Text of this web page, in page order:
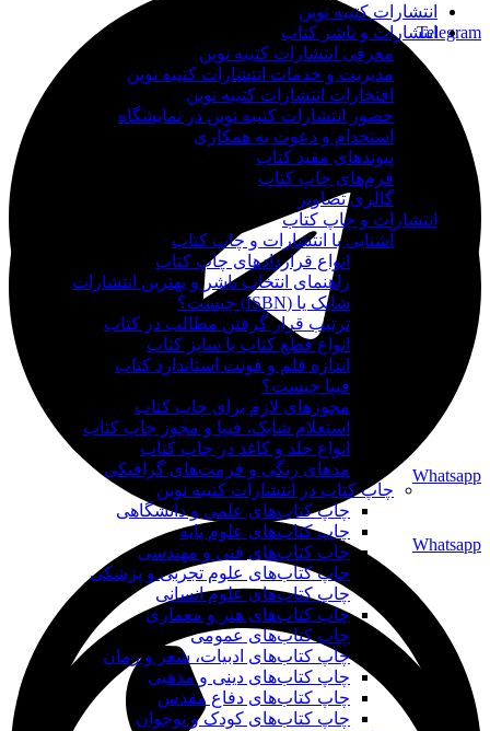
Whatsapp
Telegram
Whatsapp
انتشارات کتیبه نوین
انتشارات و ناشر کتاب
معرفی انتشارات کتیبه نوین
مدیریت و خدمات انتشارات کتیبه نوین
افتخارات انتشارات کتیبه نوین
حضور انتشارات کتیبه نوین در نمایشگاه‌
استخدام و دعوت به همکاری
پیوندهای مفید کتاب
فرم‌های چاپ کتاب
گالری تصاویر
انتشارات و چاپ کتاب
آشنایی با انتشارات و چاپ کتاب
انواع قراردادهای چاپ کتاب
راهنمای انتخاب ناشر و بهترین انتشارات
شابک یا (ISBN) چیست؟
ترتیب قرار گرفتن مطالب در کتاب
انواع قطع کتاب یا سایز کتاب
اندازه قلم و فونت استاندارد کتاب
فیپا چیست؟
مجوزهای لازم برای چاپ کتاب
استعلام شابک، فیپا و مجوز چاپ کتاب
انواع جلد و کاغذ در چاپ کتاب
مدهای رنگی و فرمت‌های گرافیکی
چاپ کتاب در انتشارات کتیبه نوین
چاپ کتاب‌های علمی و دانشگاهی
چاپ کتاب‌های علوم پایه
چاپ کتاب‌های فنی و مهندسی
چاپ کتاب‌های علوم تجربی و پزشکی
چاپ کتاب‌های علوم انسانی
چاپ کتاب‌های هنر و معماری
چاپ کتاب‌های عمومی
چاپ کتاب‌های ادبیات، شعر و رمان
چاپ کتاب‌های دینی و مذهبی
چاپ کتاب‌های دفاع مقدس
چاپ کتاب‌های کودک و نوجوان